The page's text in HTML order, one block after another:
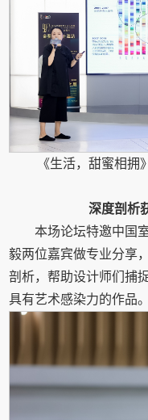
《生活，甜蜜相
深度剖析
本场论坛特邀中国
毅两位嘉宾做专业分享
剖析，帮助设计师们捕
具有艺术感染力的作品。